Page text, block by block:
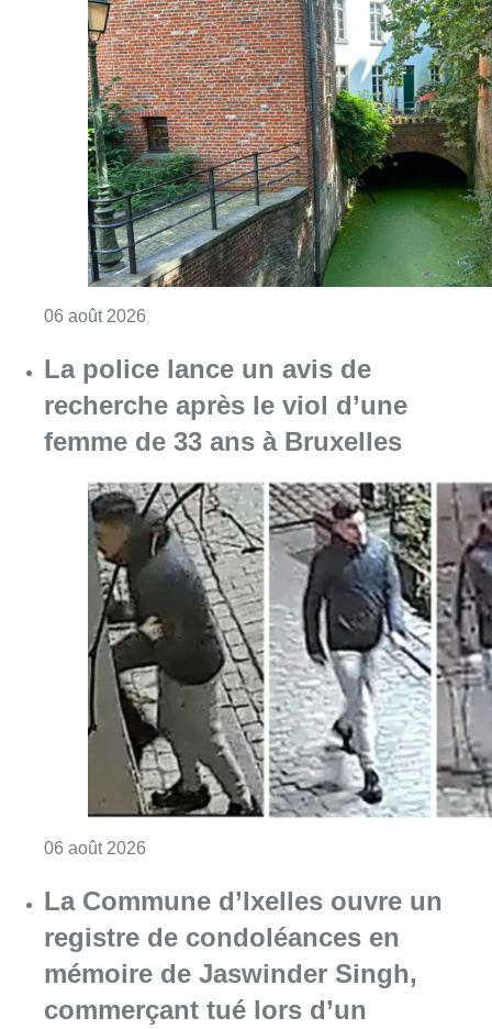
06 août 2026
La police lance un avis de
recherche après le viol d’une
femme de 33 ans à Bruxelles
06 août 2026
La Commune d’Ixelles ouvre un
registre de condoléances en
mémoire de Jaswinder Singh,
commerçant tué lors d’un